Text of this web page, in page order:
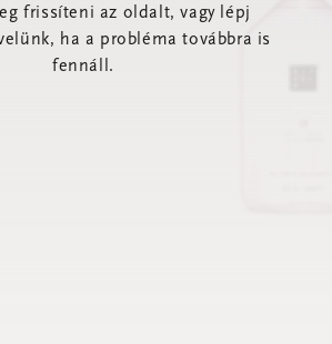
frissíteni az oldalt, vagy lépj
ha a probléma továbbra is
fennáll.